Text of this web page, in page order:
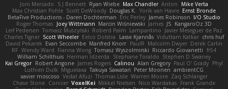
Joni Mercado S J Bennett Ryan Wiebe Max Chandler Anton
Mike Verta
Max Christian Pohle Scott DeWoody Douglas K. Yorik van Havre Ernst Bronde
BetaFive Productions - Daren Dochterman Eric Perley James Robinson I/O Studio
Roger Thomas Joey Wittmann Marcin Wiśniewski James JS KangaroOz 3D
Leif Pedersen Tomasz Muszyński Roberd Palm Lampantino Javier Meseguer de Paz
Charles Tigner Scott Wheeler Eelco Dolstra Lasse Kjønnås Viduttam Katkar chris huf
David Pekarek Evan Seccombe Manfred Knorr PaulR Malcolm Dwyer Derek Carlin
RF Wendy Ward Fianna Wong Tomasz Wyszolmirski Riccardo Giovanetti fr54
William Schilthuis Herman Idzerda Stephane Toraldo Stephen D Swaney
Kai Gregor Robert Angone James Rogers Calinou Alan Gregory Paul O' Grady Phyl
Luthien Dulk Miguelaxa Takuya Sawatari Peter Moonen ambientCG
xavier moscoso Vedat Afuzi Thomas Lisle Warren Moore Zaq Schlanger
Chase Stone Conicer VoxelKei Mikkel Nielsen Nico Wardakas Frank Grande